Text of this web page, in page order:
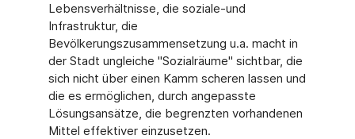
Lebensverhältnisse, die soziale-und
Infrastruktur, die
Bevölkerungszusammensetzung u.a. macht in
der Stadt ungleiche "Sozialräume" sichtbar, die
sich nicht über einen Kamm scheren lassen und
die es ermöglichen, durch angepasste
Lösungsansätze, die begrenzten vorhandenen
Mittel effektiver einzusetzen.